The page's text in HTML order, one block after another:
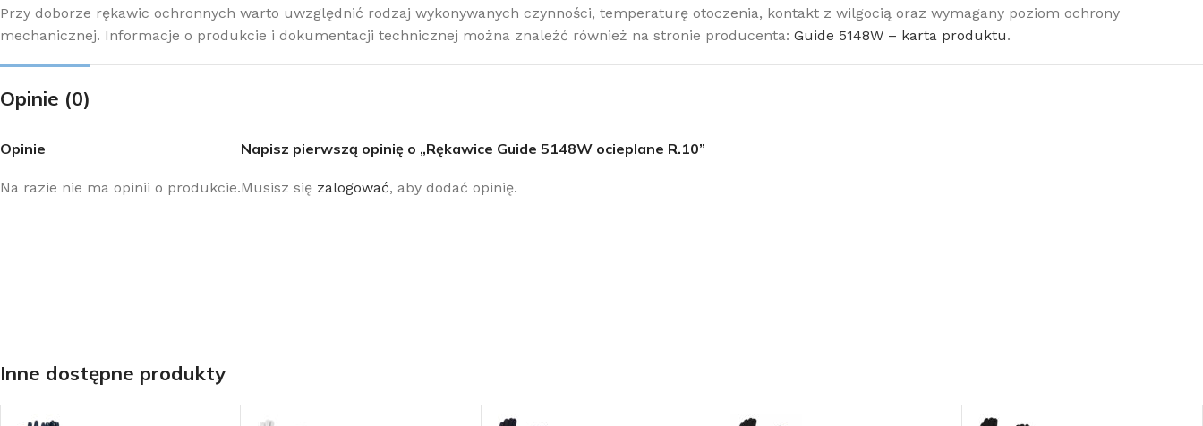
Przy doborze rękawic ochronnych warto uwzględnić rodzaj wykonywanych czynności, temperaturę otoczenia, kontakt z wilgocią oraz wymagany poziom ochrony
mechanicznej. Informacje o produkcie i dokumentacji technicznej można znaleźć również na stronie producenta: Guide 5148W – karta produktu.
Opinie (0)
Opinie
Na razie nie ma opinii o produkcie.
Napisz pierwszą opinię o „Rękawice Guide 5148W ocieplane R.10”
Musisz się zalogować, aby dodać opinię.
Inne dostępne produkty